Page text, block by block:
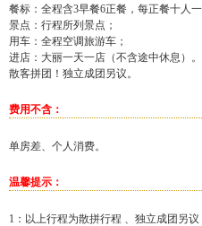
餐标：全程含3早餐6正餐，每正餐十人
景点：行程所列景点；
用车：全程空调旅游车；
进店：大丽一天一店（不含途中休息）。
散客拼团！独立成团另议。
费用不含：
单房差、个人消费。
温馨提示：
1：以上行程为散拼行程 、独立成团另议